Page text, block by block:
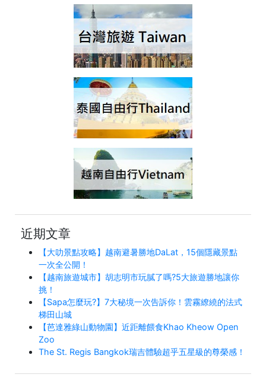
近期文章
【大叻景點攻略】越南避暑勝地DaLat，15個隱藏景點
一次全公開！
【越南旅遊城市】胡志明市玩膩了嗎?5大旅遊勝地讓你
挑！
【Sapa怎麼玩?】7大秘境一次告訴你！雲霧繚繞的法式
梯田山城
【芭達雅綠山動物園】近距離餵食Khao Kheow Open
Zoo
The St. Regis Bangkok瑞吉體驗超乎五星級的尊榮感！